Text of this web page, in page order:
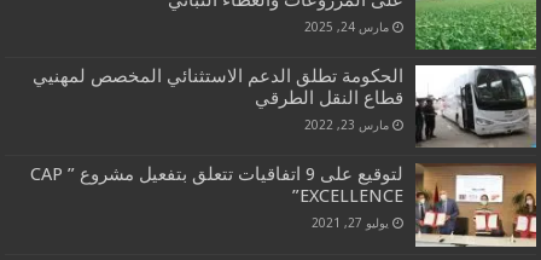
مارس 24, 2025
الحكومة تطلق الدعم الاستثنائي المخصص لمهنيي
قطاع النقل الطرقي
مارس 23, 2022
لتوقيع على 9 اتفاقيات تتعلق بتفعيل مشروع ” CAP
EXCELLENCE”
يوليو 27, 2021